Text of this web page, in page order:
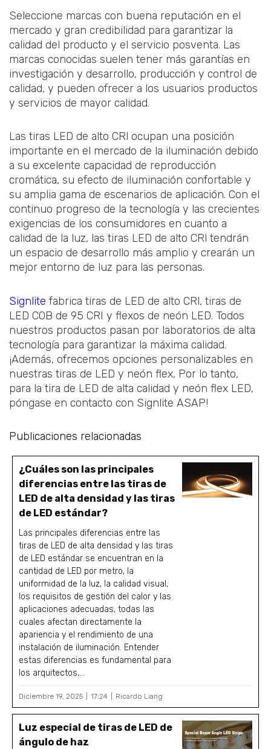
Seleccione marcas con buena reputación en el
mercado y gran credibilidad para garantizar la
calidad del producto y el servicio posventa. Las
marcas conocidas suelen tener más garantías en
investigación y desarrollo, producción y control de
calidad, y pueden ofrecer a los usuarios productos
y servicios de mayor calidad.
Las tiras LED de alto CRl ocupan una posición
importante en el mercado de la iluminación debido
a su excelente capacidad de reproducción
cromática, su efecto de iluminación confortable y
su amplia gama de escenarios de aplicación. Con el
continuo progreso de la tecnología y las crecientes
exigencias de los consumidores en cuanto a
calidad de la luz, las tiras LED de alto CRl tendrán
un espacio de desarrollo más amplio y crearán un
mejor entorno de luz para las personas.
Signlite fabrica tiras de LED de alto CRl, tiras de
LED COB de 95 CRI y flexos de neón LED. Todos
nuestros productos pasan por laboratorios de alta
tecnología para garantizar la máxima calidad.
¡Además, ofrecemos opciones personalizables en
nuestras tiras de LED y neón flex, Por lo tanto,
para la tira de LED de alta calidad y neón flex LED,
póngase en contacto con Signlite ASAP!
Publicaciones relacionadas
¿Cuáles son las principales
diferencias entre las tiras de
LED de alta densidad y las tiras
de LED estándar?
Las principales diferencias entre las
tiras de LED de alta densidad y las tiras
de LED estándar se encuentran en la
cantidad de LED por metro, la
uniformidad de la luz, la calidad visual,
los requisitos de gestión del calor y las
aplicaciones adecuadas, todas las
cuales afectan directamente la
apariencia y el rendimiento de una
instalación de iluminación. Entender
estas diferencias es fundamental para
los arquitectos,...
Diciembre 19, 2025 17:24 Ricardo Liang
Luz especial de tiras de LED de
ángulo de haz